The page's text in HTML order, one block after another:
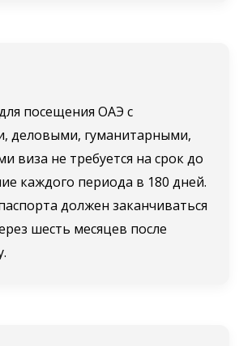
посещения ОАЭ с
деловыми, гуманитарными,
виза не требуется на срок до
каждого периода в 180 дней.
должен заканчиваться
шесть месяцев после